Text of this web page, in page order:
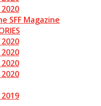
SFF Magazine